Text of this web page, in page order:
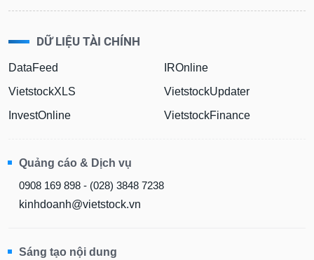
DỮ LIỆU TÀI CHÍNH
DataFeed
VietstockXLS
InvestOnline
IROnline
VietstockUpdater
VietstockFinance
Quảng cáo & Dịch vụ
0908 169 898 - (028) 3848 7238
kinhdoanh@vietstock.vn
Sáng tạo nội dung